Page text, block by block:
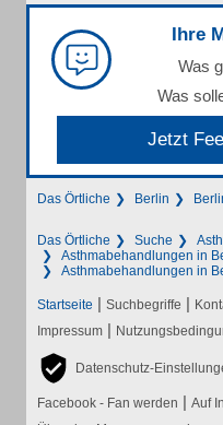
Ihre
Was
Was
Jetzt
Das Örtliche Berlin
Das Örtliche Suche
Asthmabehandlungen in
Asthmabehandlungen in
Startseite | Suchbegriffe |
Impressum |
Datenschutz-
Facebook - Fan werden | Auf